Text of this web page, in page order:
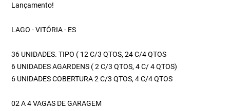
Lançamento!
LAGO - VITÓRIA - ES
36 UNIDADES. TIPO ( 12 C/3 QTOS, 24 C/4 QTOS
6 UNIDADES AGARDENS ( 2 C/3 QTOS, 4 C/ 4 QTOS)
6 UNIDADES COBERTURA 2 C/3 QTOS, 4 C/4 QTOS
02 A 4 VAGAS DE GARAGEM